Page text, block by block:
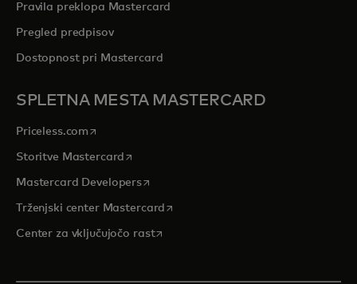
Pravila preklopa Mastercard
Pregled predpisov
Dostopnost pri Mastercard
SPLETNA MESTA MASTERCARD
Priceless.com opens in a new tab
Storitve Mastercard opens in a new tab
Mastercard Developersopens in a new tab
Trženjski center Mastercard opens in a new tab
Center za vključujočo rastopens in a new tab